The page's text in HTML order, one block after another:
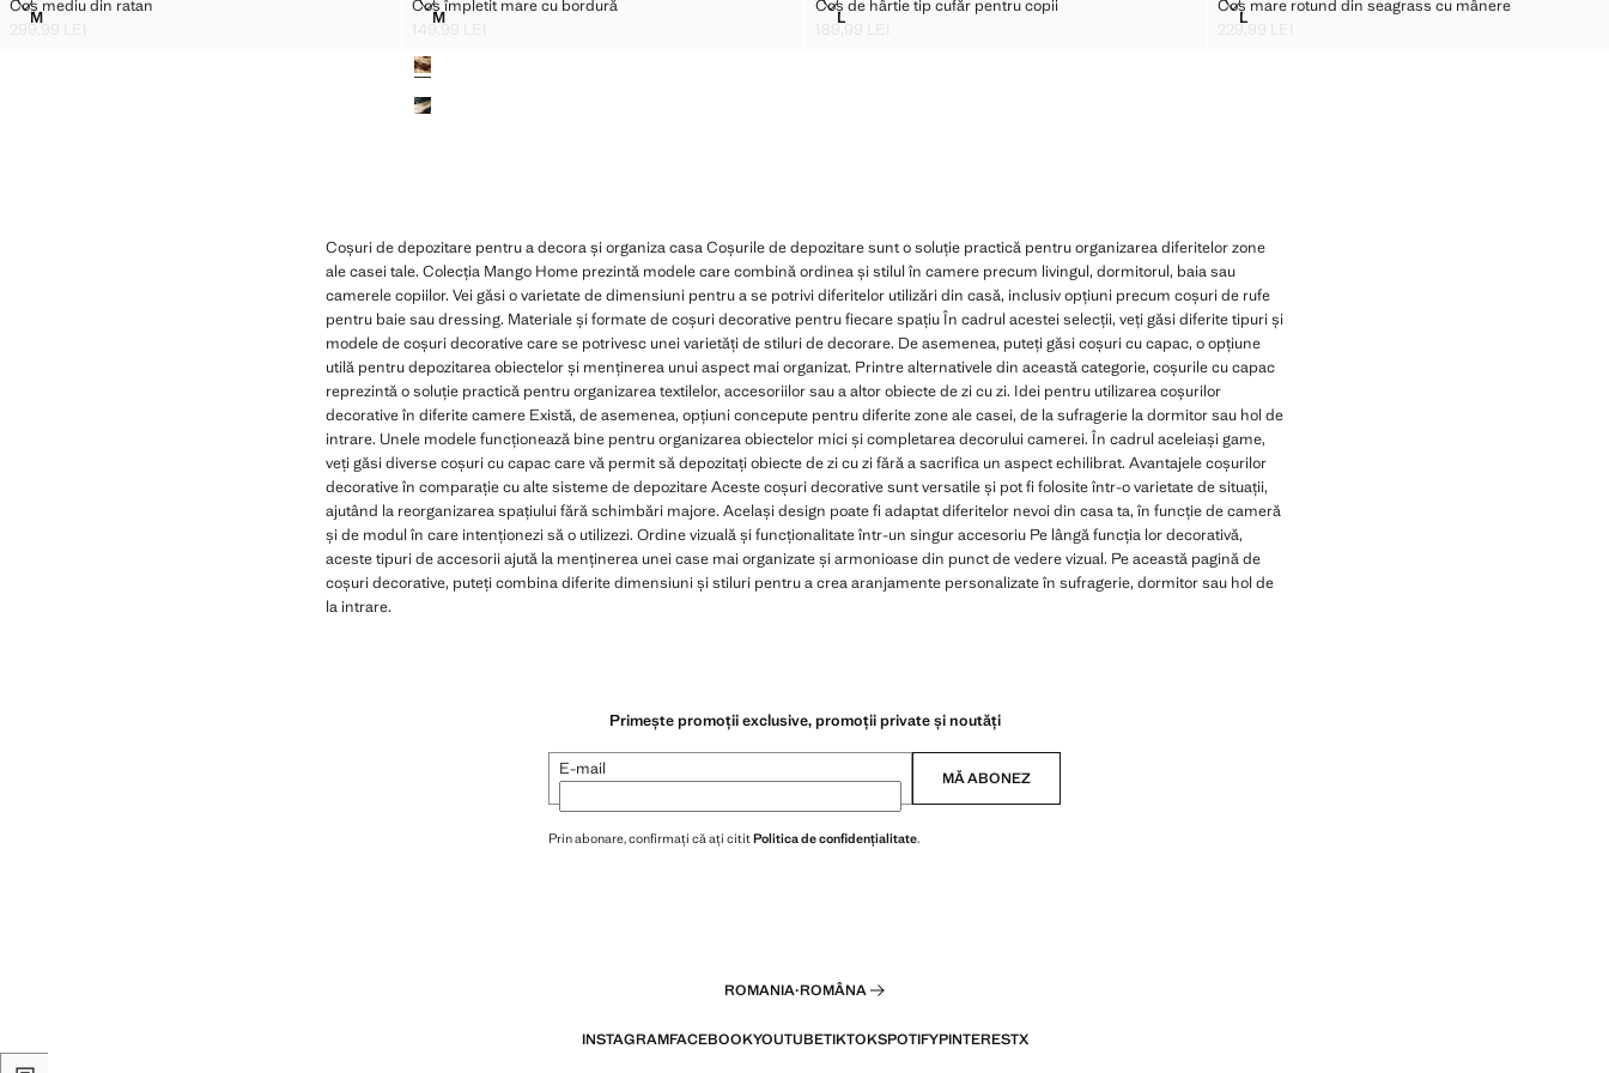
Mărimi
MCOȘ MEDIU DIN RATAN
Coș mediu din ratan
299,99 LEI
Mărimi
MCOȘ ÎMPLETIT MARE CU BORDURĂ
Coș împletit mare cu bordură
149,99 LEI
Culori
Mărimi
LCOȘ DE HÂRTIE TIP CUFĂR PENTRU COPII
Coș de hârtie tip cufăr pentru copii
189,99 LEI
Mărimi
LCOȘ MARE ROTUND DIN SEAGRASS CU
Coș mare rotund din seagrass cu mânere
229,99 LEI
Coșuri de depozitare pentru a decora și organiza casa Coșurile de depozitare sunt o soluție practică pentru organizarea diferitelor zone
ale casei tale. Colecția Mango Home prezintă modele care combină ordinea și stilul în camere precum livingul, dormitorul, baia sau
camerele copiilor. Vei găsi o varietate de dimensiuni pentru a se potrivi diferitelor utilizări din casă, inclusiv opțiuni precum coșuri de rufe
pentru baie sau dressing. Materiale și formate de coșuri decorative pentru fiecare spațiu În cadrul acestei selecții, veți găsi diferite tipuri și
modele de coșuri decorative care se potrivesc unei varietăți de stiluri de decorare. De asemenea, puteți găsi coșuri cu capac, o opțiune
utilă pentru depozitarea obiectelor și menținerea unui aspect mai organizat. Printre alternativele din această categorie, coșurile cu capac
reprezintă o soluție practică pentru organizarea textilelor, accesoriilor sau a altor obiecte de zi cu zi. Idei pentru utilizarea coșurilor
decorative în diferite camere Există, de asemenea, opțiuni concepute pentru diferite zone ale casei, de la sufragerie la dormitor sau hol de
intrare. Unele modele funcționează bine pentru organizarea obiectelor mici și completarea decorului camerei. În cadrul aceleiași game,
veți găsi diverse coșuri cu capac care vă permit să depozitați obiecte de zi cu zi fără a sacrifica un aspect echilibrat. Avantajele coșurilor
decorative în comparație cu alte sisteme de depozitare Aceste coșuri decorative sunt versatile și pot fi folosite într-o varietate de situații,
ajutând la reorganizarea spațiului fără schimbări majore. Același design poate fi adaptat diferitelor nevoi din casa ta, în funcție de cameră
și de modul în care intenționezi să o utilizezi. Ordine vizuală și funcționalitate într-un singur accesoriu Pe lângă funcția lor decorativă,
aceste tipuri de accesorii ajută la menținerea unei case mai organizate și armonioase din punct de vedere vizual. Pe această pagină de
coșuri decorative, puteți combina diferite dimensiuni și stiluri pentru a crea aranjamente personalizate în sufragerie, dormitor sau hol de
la intrare.
Primește promoții exclusive, promoții private și noutăți
E-mail MĂ ABONEZ
Prin abonare, confirmați că ați cititPolitica de confidențialitate.
ROMANIA·ROMÂNA
INSTAGRAMFACEBOOKYOUTUBETIKTOKSPOTIFYPINTERESTX